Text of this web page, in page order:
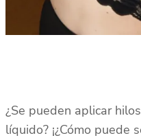
¿Se pueden aplicar
líquido? ¡¿Cómo puede